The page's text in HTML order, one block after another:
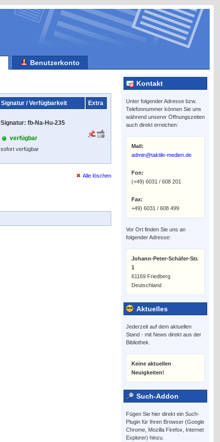
Benutzerkonto
Kontakt
Unter folgender Adresse bzw.
Telefonnummer können Sie uns
während unserer Öffnungszeiten
auch direkt erreichen:
Mail:
admin@taktile-medien.de
Fon:
(+49) 6031 / 608 201
Fax:
+49) 6031 / 608 499
Vor Ort finden Sie uns an
folgender Adresse:
Johann-Peter-Schäfer-Str.
1
61169 Friedberg
Deutschland
Aktuelles
Jederzeit auf dem aktuellen
Stand - mit News direkt aus der
Bibliothek.
Keine aktuellen
Neuigkeiten!
Such-Addon
Fügen Sie hier direkt ein Such-
Plugin für Ihren Browser (Google
Chrome, Mozilla Firefox, Internet
Explorer) hinzu.
Signatur / Verfügbarkeit Extra
Signatur: fb-Na-Hu-235
verfügbar
sofort verfügbar
Alle löschen